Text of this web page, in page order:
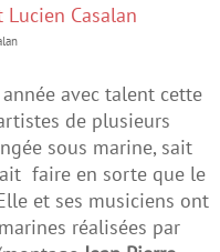
avec talent cette
de plusieurs
sous marine, sait
faire en sorte que le
et ses musiciens ont
réalisées par